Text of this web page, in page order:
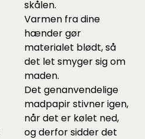
skålen.
Varmen fra dine
hænder gør
materialet blødt, så
det let smyger sig om
maden.
Det genanvendelige
madpapir stivner igen,
når det er kølet ned,
og derfor sidder det